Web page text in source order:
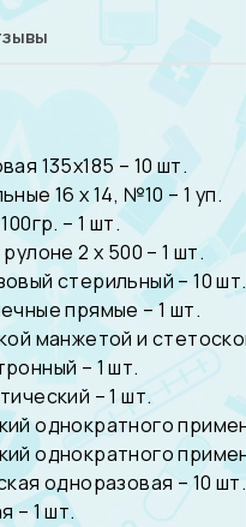
135х185 – 10 шт.
16 х 14, №10 – 1 уп.
– 1 шт.
2 х 500 – 1 шт.
стерильный – 10 шт.
прямые – 1 шт.
манжетой и
– 1 шт.
– 1 шт.
однократного
однократного
одноразовая – 10 шт.
– 1 шт.